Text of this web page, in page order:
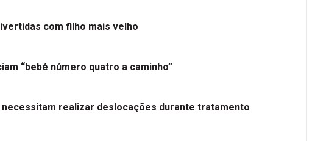
com filho mais velho
“bebé número quatro a caminho”
necessitam realizar deslocações durante tratamento